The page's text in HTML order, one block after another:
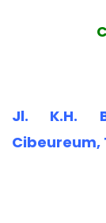
Jl. K.H.